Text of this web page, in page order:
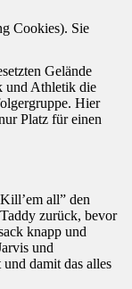
Gelände
und Athletik die
Hier
Platz für einen
all” den
zurück, bevor
knapp und
und
damit das alles
Cookies). Sie